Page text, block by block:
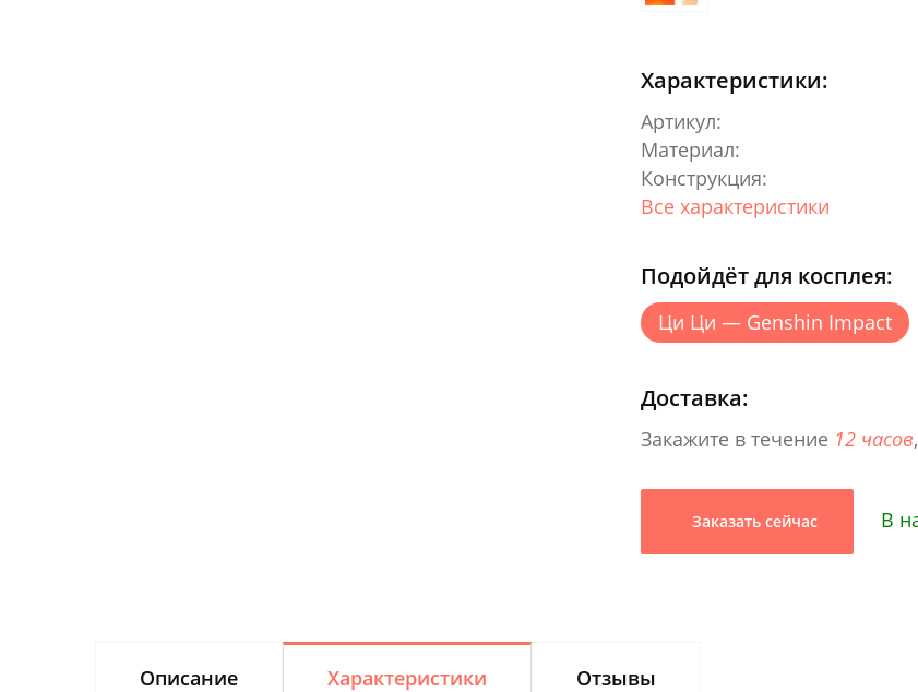
Характеристики:
Артикул:
Материал:
Конструкция:
Все характеристики
Подойдёт для косплея:
Ци Ци — Genshin Impact
Доставка:
Закажите в течение 12 часов
Заказать сейчас В
Описание Характеристики Отзывы